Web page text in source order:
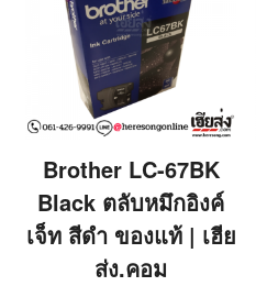
Brother LC-67BK
Black ตลับหมึกอิงค์
เจ็ท สีดำ ของแท้ | เฮีย
ส่ง.คอม